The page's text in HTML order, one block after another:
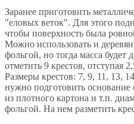
Заранее приготовить
"еловых веток". Для этого
чтобы поверхность была
Можно использовать и
фольгой, но тогда масса будет
отметить 9 крестов, отступая
Размеры крестов: 7, 9, 11, 13,
нужно подготовить
из плотного картона и т.п.
фольгой. На нем разметить